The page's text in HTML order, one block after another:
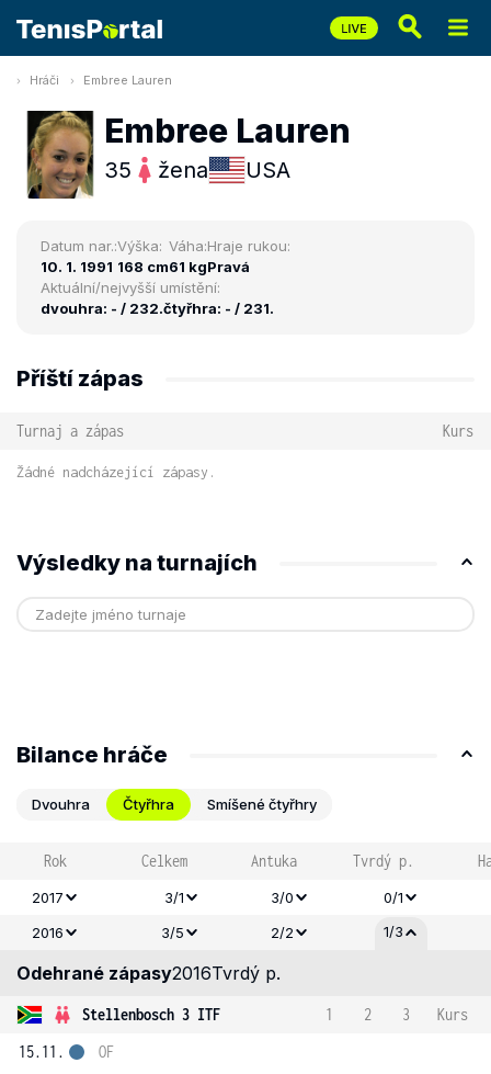
Hráči Embree Lauren
Embree Lauren
35 žena USA
Datum nar.:
10. 1. 1991
Výška:
168 cm
Váha:
61 kg
Hraje rukou:
Pravá
Aktuální/nejvyšší umístění:
dvouhra: - / 232.čtyřhra: - / 231.
Příští zápas
Turnaj a zápas Kurs
Žádné nadcházející zápasy.
Výsledky na turnajích
Bilance hráče
Dvouhra Čtyřhra Smíšené čtyřhry
Rok Celkem Antuka Tvrdý p.
2017 3/1 3/0
0/1
2016
3/5 2/2 1/3
Odehrané zápasy2016Tvrdý p.
Stellenbosch 3 ITF 1 2 3
Kurs
15.11.
OF